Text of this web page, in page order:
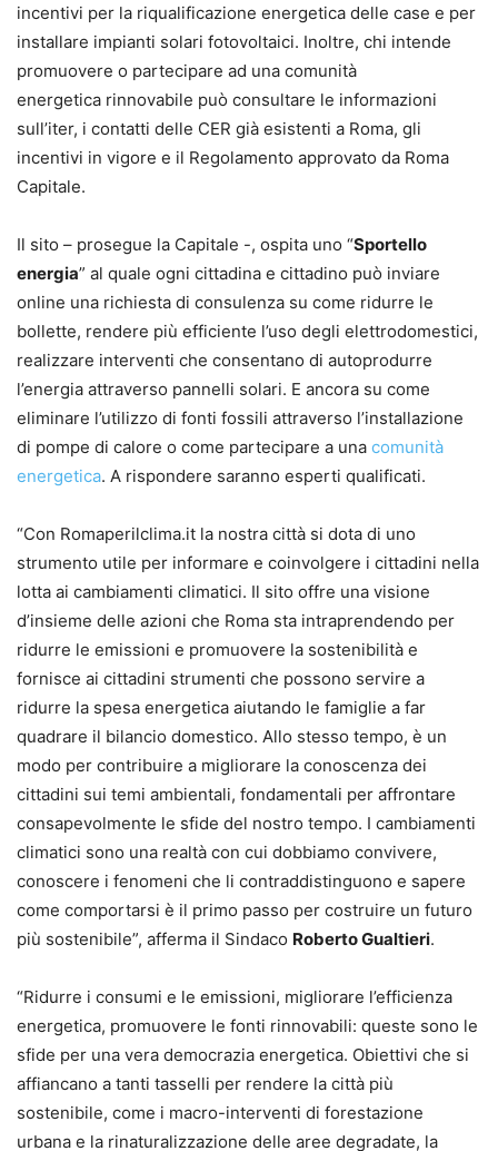
incentivi per la riqualificazione energetica delle case e per
installare impianti solari fotovoltaici. Inoltre, chi intende
promuovere o partecipare ad una comunità
energetica rinnovabile può consultare le informazioni
sull’iter, i contatti delle CER già esistenti a Roma, gli
incentivi in vigore e il Regolamento approvato da Roma
Capitale.
Il sito – prosegue la Capitale -, ospita uno “Sportello
energia” al quale ogni cittadina e cittadino può inviare
online una richiesta di consulenza su come ridurre le
bollette, rendere più efficiente l’uso degli elettrodomestici,
realizzare interventi che consentano di autoprodurre
l’energia attraverso pannelli solari. E ancora su come
eliminare l’utilizzo di fonti fossili attraverso l’installazione
di pompe di calore o come partecipare a una comunità
energetica. A rispondere saranno esperti qualificati.
“Con Romaperilclima.it la nostra città si dota di uno
strumento utile per informare e coinvolgere i cittadini nella
lotta ai cambiamenti climatici. Il sito offre una visione
d’insieme delle azioni che Roma sta intraprendendo per
ridurre le emissioni e promuovere la sostenibilità e
fornisce ai cittadini strumenti che possono servire a
ridurre la spesa energetica aiutando le famiglie a far
quadrare il bilancio domestico. Allo stesso tempo, è un
modo per contribuire a migliorare la conoscenza dei
cittadini sui temi ambientali, fondamentali per affrontare
consapevolmente le sfide del nostro tempo. I cambiamenti
climatici sono una realtà con cui dobbiamo convivere,
conoscere i fenomeni che li contraddistinguono e sapere
come comportarsi è il primo passo per costruire un futuro
più sostenibile”, afferma il Sindaco Roberto Gualtieri.
“Ridurre i consumi e le emissioni, migliorare l’efficienza
energetica, promuovere le fonti rinnovabili: queste sono le
sfide per una vera democrazia energetica. Obiettivi che si
affiancano a tanti tasselli per rendere la città più
sostenibile, come i macro-interventi di forestazione
urbana e la rinaturalizzazione delle aree degradate, la